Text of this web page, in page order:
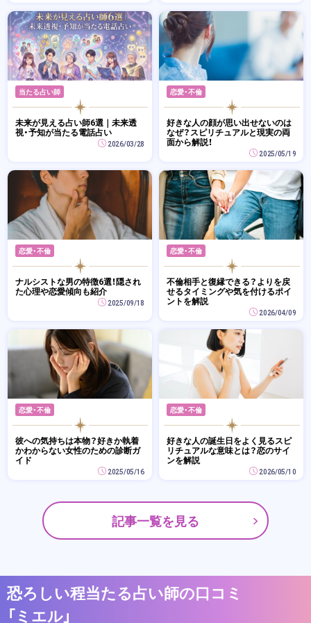
当たる占い師
未来が見える占い師6選｜未来透
視・予知が当たる電話占い
2026/03/28
恋愛・不倫
好きな人の顔が思い出せないのは
なぜ？スピリチュアルと現実の両
面から解説！
2025/05/19
恋愛・不倫
ナルシストな男の特徴6選！隠され
た心理や恋愛傾向も紹介
2025/09/18
恋愛・不倫
不倫相手と復縁できる？よりを戻
せるタイミングや気を付けるポイ
ントを解説
2026/04/09
恋愛・不倫
彼への気持ちは本物？好きか執着
かわからない女性のための診断ガ
イド
2025/05/16
恋愛・不倫
好きな人の誕生日をよく見るスピ
リチュアルな意味とは？恋のサイ
ンを解説
2026/05/10
記事一覧を見る
恐ろしい程当たる占い師の口コミ
「ミエル」